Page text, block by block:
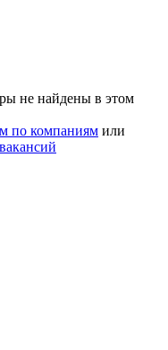
не найдены в этом
по компаниям или